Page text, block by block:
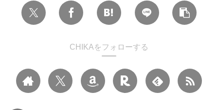
CHIKAをフォローする